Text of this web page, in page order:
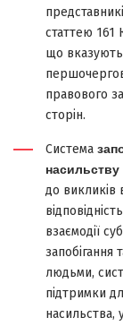
статтею 161
що вказують
правового
сторін.
Система
насильству
до викликів
взаємодії
запобігання
людьми,
підтримки
насильства,